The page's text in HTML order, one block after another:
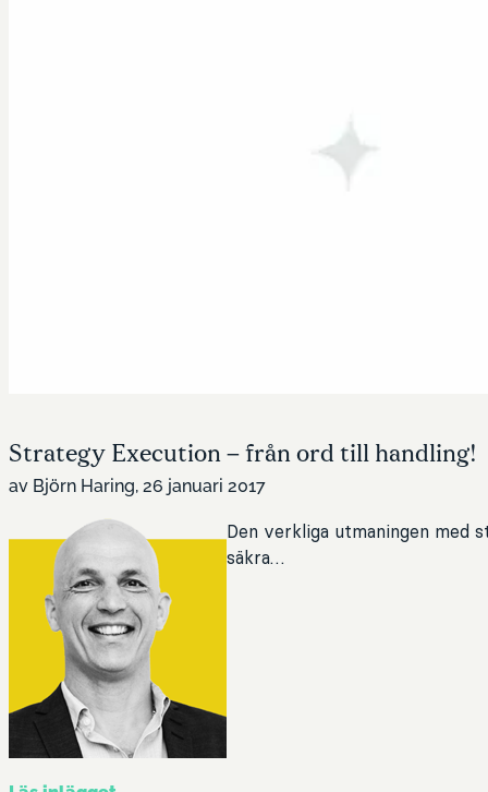
Strategy Execution – från ord till handling!
av Björn Haring, 26 januari 2017
Den verkliga utmaningen med
säkra…